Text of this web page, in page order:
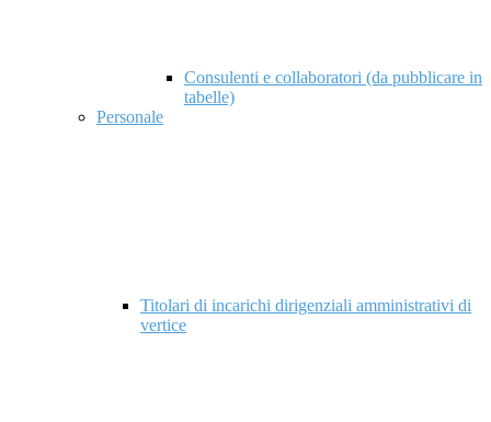
Consulenti e collaboratori (da pubblicare in
tabelle)
Personale
Titolari di incarichi dirigenziali amministrativi di
vertice